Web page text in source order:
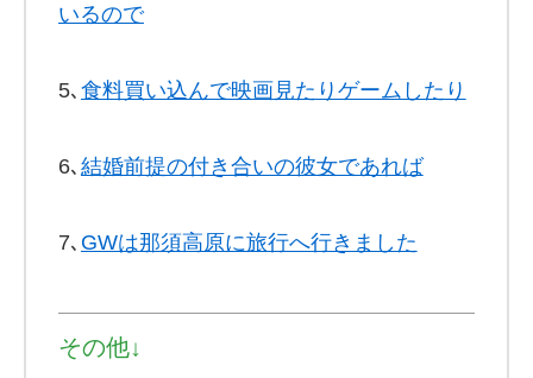
いるので
5､ 食料買い込んで映画見たりゲームしたり
6､ 結婚前提の付き合いの彼女であれば
7､ GWは那須高原に旅行へ行きました
その他↓